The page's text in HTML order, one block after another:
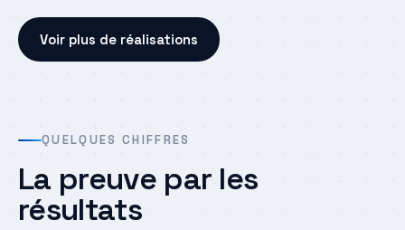
Voir plus de réalisations
QUELQUES CHIFFRES
La preuve par les
résultats